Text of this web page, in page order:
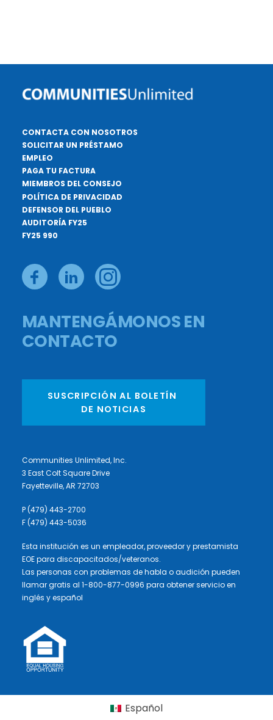
CONTACTA CON NOSOTROS
SOLICITAR UN PRÉSTAMO
EMPLEO
PAGA TU FACTURA
MIEMBROS DEL CONSEJO
POLÍTICA DE PRIVACIDAD
DEFENSOR DEL PUEBLO
AUDITORÍA FY25
FY25 990
MANTENGÁMONOS EN
CONTACTO
SUSCRIPCIÓN AL BOLETÍN
DE NOTICIAS
Communities Unlimited, Inc.
3 East Colt Square Drive
Fayetteville, AR 72703
P (479) 443-2700
F (479) 443-5036
Esta institución es un empleador, proveedor y prestamista
EOE para discapacitados/veteranos.
Las personas con problemas de habla o audición pueden
llamar gratis al 1-800-877-0996 para obtener servicio en
inglés y español
Español